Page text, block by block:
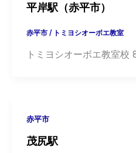
平岸駅（赤平市）
赤平市/ トミヨシオーボエ教室
トミヨシオーボエ教室校
赤平市
茂尻駅